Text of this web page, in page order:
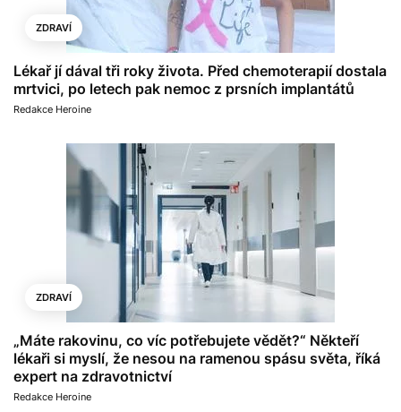
ZDRAVÍ
Lékař jí dával tři roky života. Před chemoterapií dostala
mrtvici, po letech pak nemoc z prsních implantátů
Redakce Heroine
ZDRAVÍ
„Máte rakovinu, co víc potřebujete vědět?“ Někteří
lékaři si myslí, že nesou na ramenou spásu světa, říká
expert na zdravotnictví
Redakce Heroine